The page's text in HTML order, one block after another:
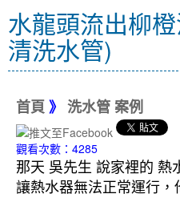
水龍頭流出柳
清洗水管)
首頁 》 洗水管 案例
觀看次數：4285
那天 吳先生 說家裡的 熱
讓熱水器無法正常運行，